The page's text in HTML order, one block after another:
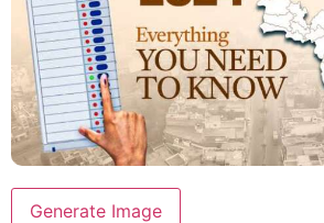
Generate Image